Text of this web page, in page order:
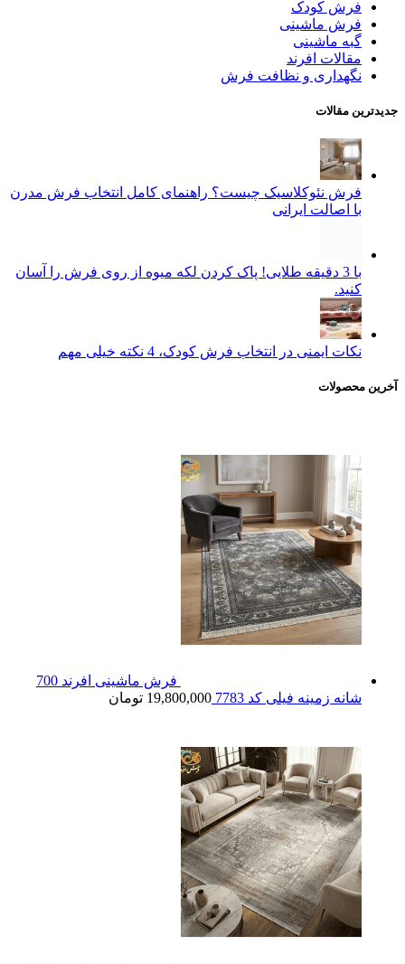
فرش کودک
فرش ماشینی
گبه ماشینی
مقالات افرند
نگهداری و نظافت فرش
جدیدترین مقالات
فرش نئوکلاسیک چیست؟ راهنمای کامل انتخاب فرش مدرن
با اصالت ایرانی
با 3 دقیقه طلایی! پاک کردن لکه میوه از روی فرش را آسان
کنید.
نکات ایمنی در انتخاب فرش کودک، 4 نکته خیلی مهم
آخرین محصولات
فرش ماشینی افرند 700
شانه زمینه فیلی کد 7783
19,800,000 تومان